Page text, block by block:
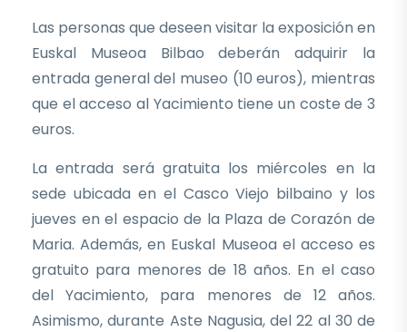
Las personas que deseen visitar la exposición en
Euskal Museoa Bilbao deberán adquirir la
entrada general del museo (10 euros), mientras
que el acceso al Yacimiento tiene un coste de 3
euros.
La entrada será gratuita los miércoles en la
sede ubicada en el Casco Viejo bilbaino y los
jueves en el espacio de la Plaza de Corazón de
Maria. Además, en Euskal Museoa el acceso es
gratuito para menores de 18 años. En el caso
del Yacimiento, para menores de 12 años.
Asimismo, durante Aste Nagusia, del 22 al 30 de